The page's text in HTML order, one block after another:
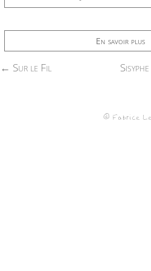
En savoir plus
← Sur le Fil
© Fabrice